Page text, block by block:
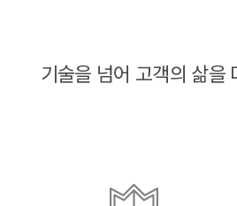
기술을 넘어 고객의 삶을